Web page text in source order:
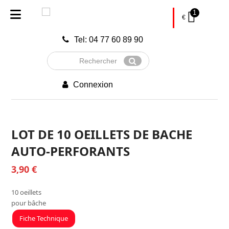
Tel: 04 77 60 89 90
Rechercher
Envoyer
Connexion
€
1
LOT DE 10 OEILLETS DE BACHE
AUTO-PERFORANTS
3,90€
10 oeillets
pour bâche
Fiche Technique